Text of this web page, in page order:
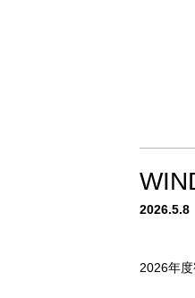
2026.5.8
2026年